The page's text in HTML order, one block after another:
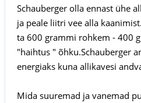
Schauberger olla ennast ühe
ja peale liitri vee alla
ta 600 grammi rohkem - 400
"haihtus " õhku.Schauberger
energiaks kuna allikavesi
Mida suuremad ja vanemad